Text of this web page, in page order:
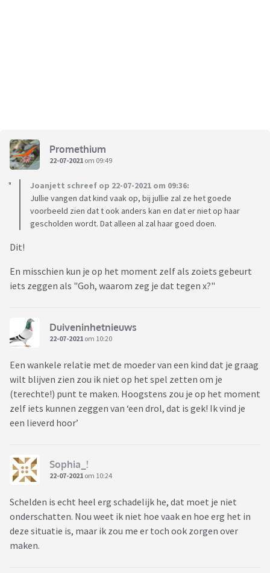
Promethium
22-07-2021 om 09:49
Joanjett schreef op 22-07-2021 om 09:36:
Jullie vangen dat kind vaak op, bij jullie zal ze het goede
voorbeeld zien dat t ook anders kan en dat er niet op haar
gescholden wordt. Dat alleen al zal haar goed doen.
Dit!
En misschien kun je op het moment zelf als zoiets gebeurt
iets zeggen als "Goh, waarom zeg je dat tegen x?"
Duiveninhetnieuws
22-07-2021 om 10:20
Een wankele relatie met de moeder van een kind dat je graag
wilt blijven zien zou ik niet op het spel zetten om je
(terechte!) punt te maken. Hoogstens zou je op het moment
zelf iets kunnen zeggen van ‘een drol, dat is gek! Ik vind je
een lieverd hoor’
Sophia_!
22-07-2021 om 10:24
Schelden is echt heel erg schadelijk he, dat moet je niet
onderschatten. Nou weet ik niet hoe vaak en hoe erg het in
deze situatie is, maar ik zou me er toch ook zorgen over
maken.